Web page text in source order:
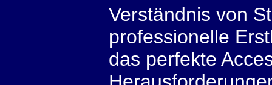
Verständnis von
professionelle
das perfekte